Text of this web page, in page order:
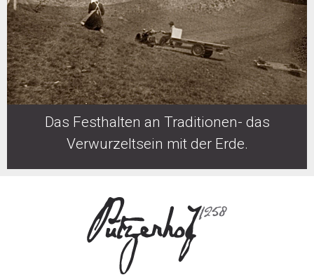
Das Festhalten an Traditionen- das
Verwurzeltsein mit der Erde.